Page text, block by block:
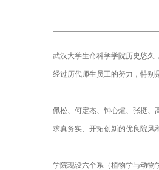
武汉大学生命科学学院历史悠久
经过历代师生员工的努力，特别
佩松、何定杰、钟心煊、张挺、
求真务实、开拓创新的优良院风
学院现设六个系（植物学与动物